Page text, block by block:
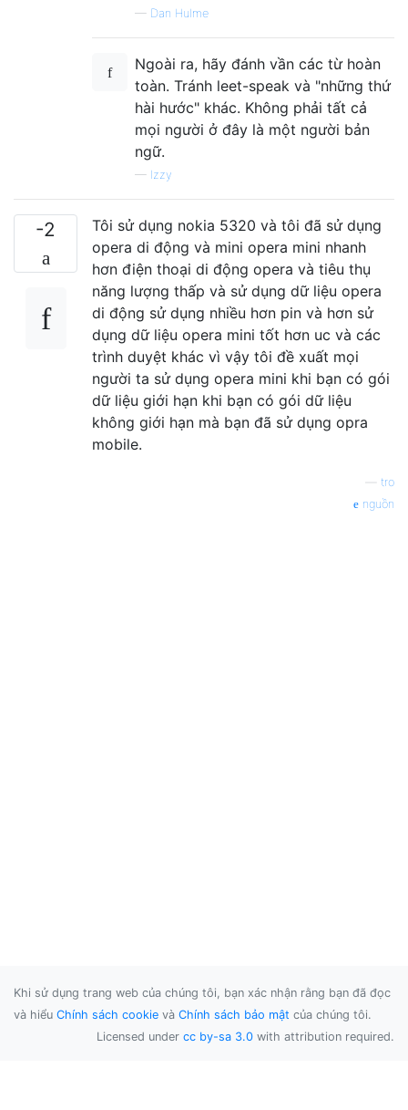
— Dan Hulme
Ngoài ra, hãy đánh vần các từ hoàn
toàn. Tránh leet-speak và "những thứ
hài hước" khác. Không phải tất cả
mọi người ở đây là một người bản
ngữ.
— Izzy
-2
Tôi sử dụng nokia 5320 và tôi đã sử dụng
opera di động và mini opera mini nhanh
hơn điện thoại di động opera và tiêu thụ
năng lượng thấp và sử dụng dữ liệu opera
di động sử dụng nhiều hơn pin và hơn sử
dụng dữ liệu opera mini tốt hơn uc và các
trình duyệt khác vì vậy tôi đề xuất mọi
người ta sử dụng opera mini khi bạn có gói
dữ liệu giới hạn khi bạn có gói dữ liệu
không giới hạn mà bạn đã sử dụng opra
mobile.
tro
nguồn
Khi sử dụng trang web của chúng tôi, bạn xác nhận rằng bạn đã đọc
và hiểu Chính sách cookie và Chính sách bảo mật của chúng tôi.
Licensed under cc by-sa 3.0 with attribution required.